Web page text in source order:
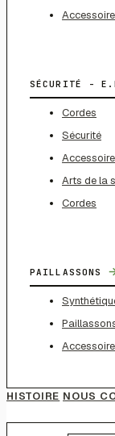
SÉCURITÉ -
Cordes
Sécurité
Arts de la
Cordes
PAILLASSONS
HISTOIRE NOUS